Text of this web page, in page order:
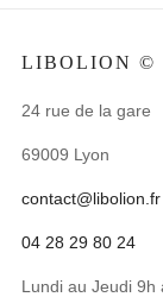
LIBOLION ©
24 rue de la gare
69009 Lyon
contact@libolion.fr
04 28 29 80 24
Lundi au Jeudi 9h